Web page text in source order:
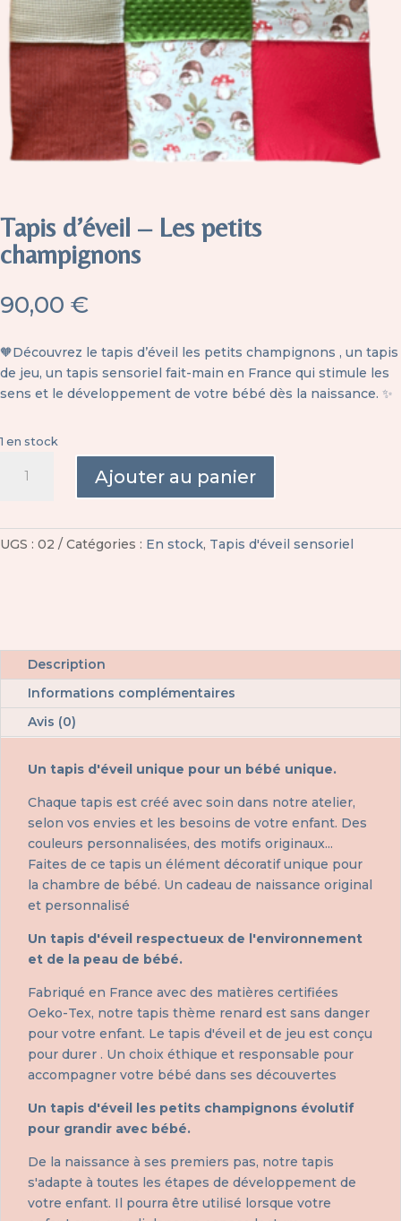
Tapis d’éveil – Les petits
champignons
90,00 €
🧡Découvrez le tapis d’éveil les petits champignons , un tapis
de jeu, un tapis sensoriel fait-main en France qui stimule les
sens et le développement de votre bébé dès la naissance. ✨
1 en stock
-
Ajouter au panier
UGS : 02 Catégories : En stock, Tapis d'éveil sensoriel
Description
Informations complémentaires
Avis (0)
Un tapis d'éveil unique pour un bébé unique.
Chaque tapis est créé avec soin dans notre atelier,
selon vos envies et les besoins de votre enfant. Des
couleurs personnalisées, des motifs originaux...
Faites de ce tapis un élément décoratif unique pour
la chambre de bébé. Un cadeau de naissance original
et personnalisé
Un tapis d'éveil respectueux de l'environnement
et de la peau de bébé.
Fabriqué en France avec des matières certifiées
Oeko-Tex, notre tapis thème renard est sans danger
pour votre enfant. Le tapis d'éveil et de jeu est conçu
pour durer . Un choix éthique et responsable pour
accompagner votre bébé dans ses découvertes
Un tapis d'éveil les petits champignons évolutif
pour grandir avec bébé.
De la naissance à ses premiers pas, notre tapis
s'adapte à toutes les étapes de développement de
votre enfant. Il pourra être utilisé lorsque votre